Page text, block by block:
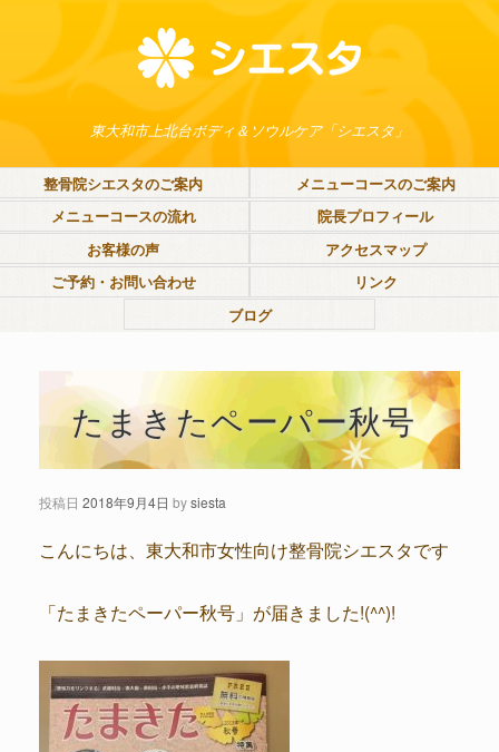
東大和市上北台ボディ＆ソウルケア「シエスタ」
整骨院シエスタのご案内
メニューコースのご案内
メニューコースの流れ
院長プロフィール
お客様の声
アクセスマップ
ご予約・お問い合わせ
リンク
ブログ
たまきたペーパー秋号
投稿日 2018年9月4日 bysiesta
こんにちは、東大和市女性向け整骨院シエスタです
「たまきたペーパー秋号」が届きました!(^^)!